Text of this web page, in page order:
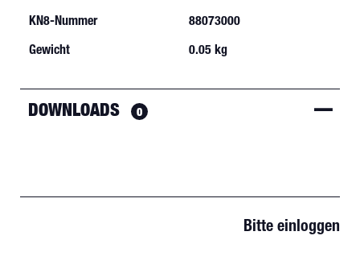
KN8-Nummer
88073000
Gewicht
0.05 kg
DOWNLOADS 0
Bitte einloggen